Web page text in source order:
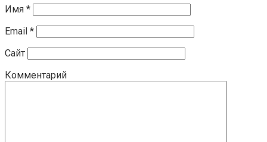
Имя *
Email *
Сайт
Комментарий